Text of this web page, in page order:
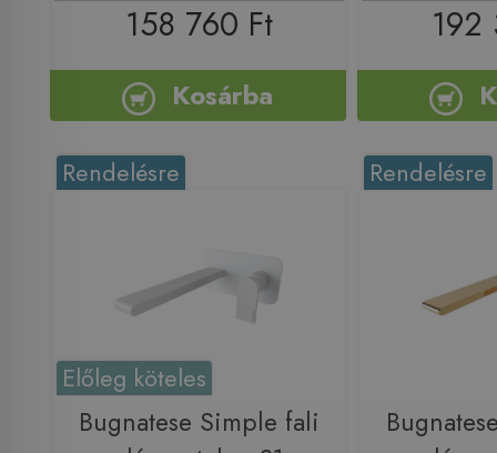
158 760 Ft
Kosárba
192
Rendelésre
Előleg köteles
Bugnatese Simple fali
Rendelésre